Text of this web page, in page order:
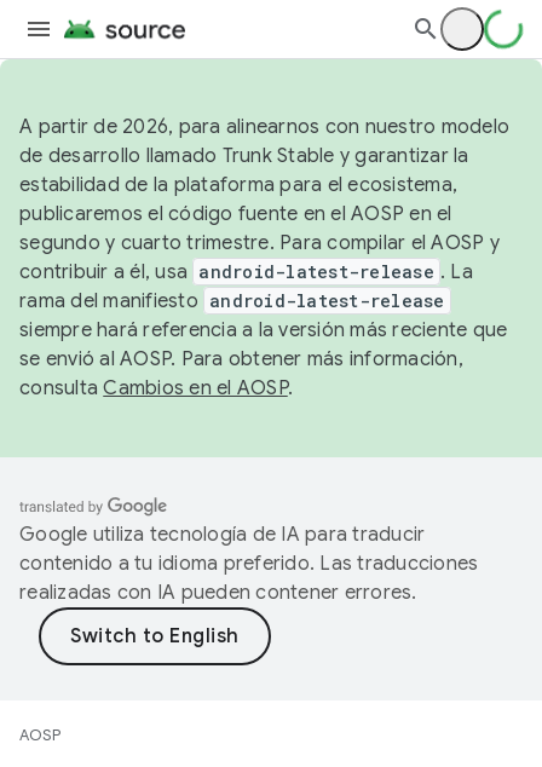
A partir de 2026, para alinearnos con nuestro modelo
de desarrollo llamado Trunk Stable y garantizar la
estabilidad de la plataforma para el ecosistema,
publicaremos el código fuente en el AOSP en el
segundo y cuarto trimestre. Para compilar el AOSP y
contribuir a él, usa android-latest-release . La
rama del manifiesto android-latest-release
siempre hará referencia a la versión más reciente que
se envió al AOSP. Para obtener más información,
consultaCambios en el AOSP.
Google utiliza tecnología de IA para traducir
contenido a tu idioma preferido. Las traducciones
realizadas con IA pueden contener errores.
AOSP